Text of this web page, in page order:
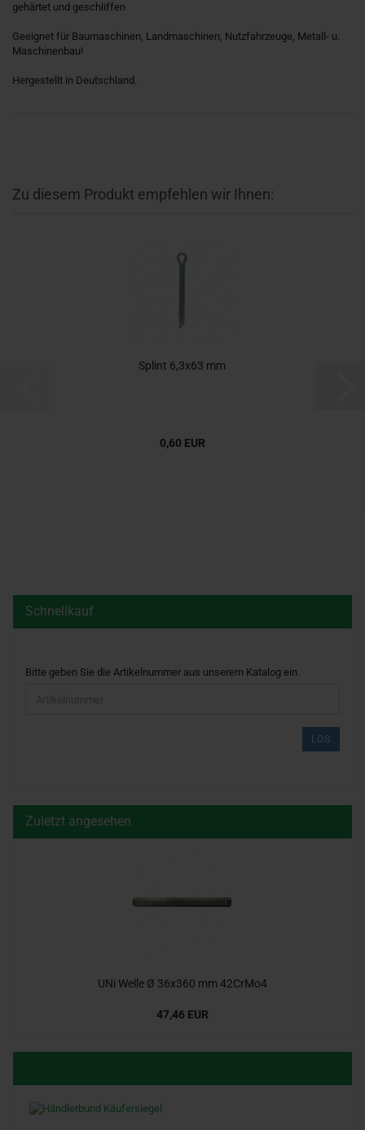
gehärtet und geschliffen
Geeignet für Baumaschinen, Landmaschinen, Nutzfahrzeuge, Metall- u.
Maschinenbau!
Hergestellt in Deutschland.
Zu diesem Produkt empfehlen wir Ihnen:
Splint 6,3x63 mm
0,60 EUR
Schnellkauf
BITTE
Bitte geben Sie die Artikelnummer aus unserem Katalog ein.
LOS
Zuletzt angesehen
UNi Welle Ø 36x360 mm 42CrMo4
47,46 EUR